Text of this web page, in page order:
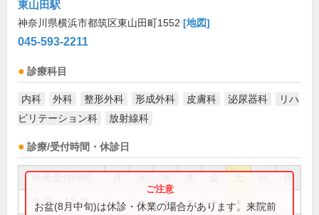
東山田駅
神奈川県横浜市都筑区東山田町1552 [地図]
045-593-2211
診療科目
内科 外科 整形外科 形成外科 皮膚科 泌尿器科
リハ
ビリテーション科
放射線科
診療/受付時間・休診日
祝
8:45～11:45 ● ● ● ● ●
お盆(8月中旬)は休診・休業の場合があります。来院前